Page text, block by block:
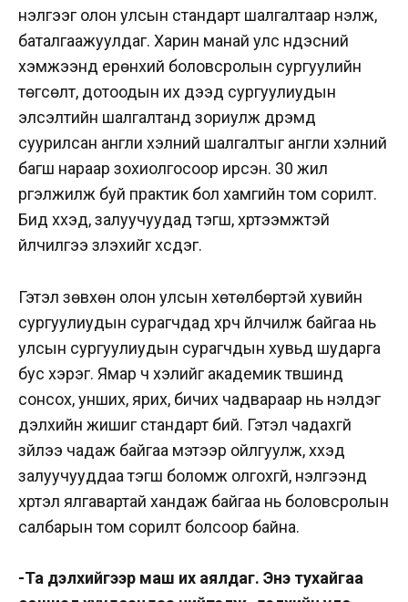
үнэлгээг олон улсын стандарт шалгалтаар үнэлж,
баталгаажуулдаг. Харин манай улс үндэсний
хэмжээнд ерөнхий боловсролын сургуулийн
төгсөлт, дотоодын их дээд сургуулиудын
элсэлтийн шалгалтанд зориулж дүрэмд
суурилсан англи хэлний шалгалтыг англи хэлний
багш нараар зохиолгосоор ирсэн. 30 жил
үргэлжилж буй практик бол хамгийн том сорилт.
Бид хүүхэд, залуучуудад тэгш, хүртээмжтэй
үйлчилгээ үзүүлэхийг хүсдэг.
Гэтэл зөвхөн олон улсын хөтөлбөртэй хувийн
сургуулиудын сурагчдад хүрч үйлчилж байгаа нь
улсын сургуулиудын сурагчдын хувьд шударга
бус хэрэг. Ямар ч хэлийг академик түвшинд
сонсох, унших, ярих, бичих чадвараар нь үнэлдэг
дэлхийн жишиг стандарт бий. Гэтэл чадахгүй
зүйлээ чадаж байгаа мэтээр ойлгуулж, хүүхэд
залуучууддаа тэгш боломж олгохгүй, үнэлгээнд
хүртэл ялгавартай хандаж байгаа нь боловсролын
салбарын том сорилт болсоор байна.
-Та дэлхийгээр маш их аялдаг. Энэ тухайгаа